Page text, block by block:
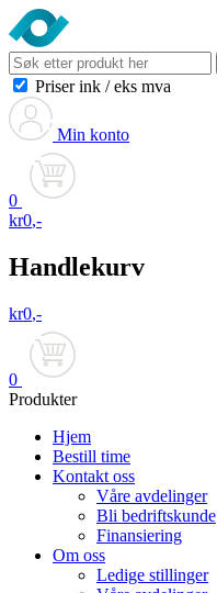
Priser ink / eks mva
Min konto
0
kr0,-
Handlekurv
kr0,-
0
Produkter
Hjem
Bestill time
Kontakt oss
Våre avdelinger
Bli bedriftskunde
Finansiering
Om oss
Ledige stillinger